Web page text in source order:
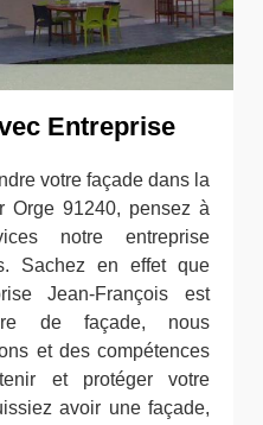
Entreprise
votre façade dans la
91240, pensez à
notre entreprise
Sachez en effet que
Jean-François est
de façade, nous
et des compétences
et protéger votre
avoir une façade,